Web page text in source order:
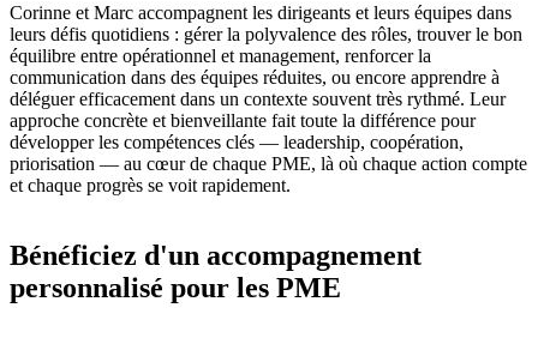
Corinne et Marc accompagnent les dirigeants et leurs équipes dans
leurs défis quotidiens : gérer la polyvalence des rôles, trouver le bon
équilibre entre opérationnel et management, renforcer la
communication dans des équipes réduites, ou encore apprendre à
déléguer efficacement dans un contexte souvent très rythmé. Leur
approche concrète et bienveillante fait toute la différence pour
développer les compétences clés — leadership, coopération,
priorisation — au cœur de chaque PME, là où chaque action compte
et chaque progrès se voit rapidement.
Bénéficiez d'un accompagnement
personnalisé pour les PME